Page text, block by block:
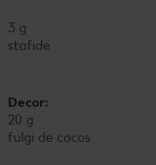
3 g
stafide
Decor:
20 g
fulgi de cocos